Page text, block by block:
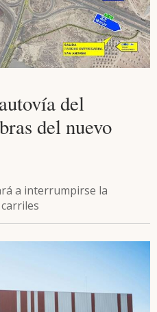
del
del nuevo
a interrumpirse la